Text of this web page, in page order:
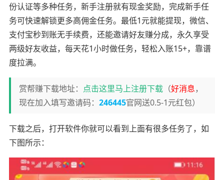
份认证等多种任务，新手注册就有现金奖励，完成新手任
务可快速解锁更多高佣金任务。最低1元就能提现，微信、
支付宝秒到账无手续费，还能邀请好友赚分成，永久享受
两级好友收益，每天花1小时做任务，轻松入账15+，靠谱
度拉满。
赏帮赚下载地址： 点击这里马上注册下载（好消息，
现在加入填写邀请码： 246445官网送0.5-1元红包）
下载之后，打开软件你就可以看到上面有很多任务了，如
下图所示：